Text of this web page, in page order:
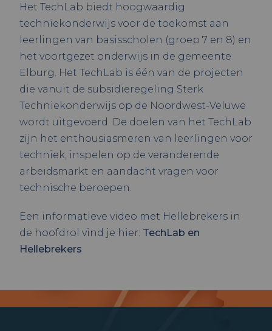
Het TechLab biedt hoogwaardig
techniekonderwijs voor de toekomst aan
leerlingen van basisscholen (groep 7 en 8) en
het voortgezet onderwijs in de gemeente
Elburg. Het TechLab is één van de projecten
die vanuit de subsidieregeling Sterk
Techniekonderwijs op de Noordwest-Veluwe
wordt uitgevoerd. De doelen van het TechLab
zijn het enthousiasmeren van leerlingen voor
techniek, inspelen op de veranderende
arbeidsmarkt en aandacht vragen voor
technische beroepen.
Een informatieve video met Hellebrekers in
de hoofdrol vind je hier: TechLab en
Hellebrekers